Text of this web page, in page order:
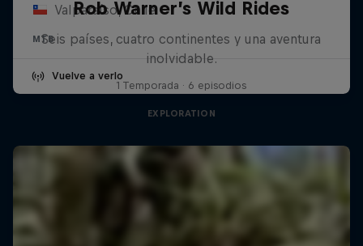
Valparaíso, Chile
MTB
Vuelve a verlo
Rob Warner’s Wild Rides
Seis países, cuatro continentes y una aventura
inolvidable.
1 Temporada · 6 episodios
EXPLORATION